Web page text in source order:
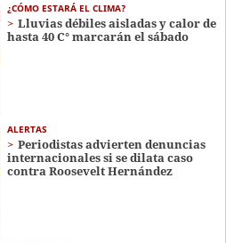
¿CÓMO ESTARÁ EL CLIMA?
Lluvias débiles aisladas y calor de
hasta 40 C° marcarán el sábado
ALERTAS
Periodistas advierten denuncias
internacionales si se dilata caso
contra Roosevelt Hernández